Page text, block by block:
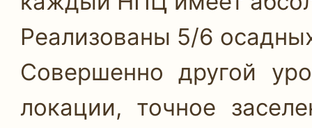
Реализованы 5/6
Совершенно другой
локации, точное